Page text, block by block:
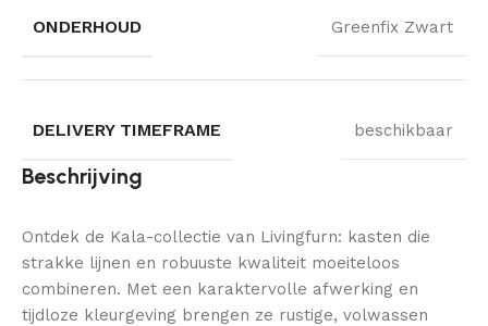
ONDERHOUD Greenfix Zwart
DELIVERY TIMEFRAME beschikbaar
Beschrijving
Ontdek de Kala-collectie van Livingfurn: kasten die
strakke lijnen en robuuste kwaliteit moeiteloos
combineren. Met een karaktervolle afwerking en
tijdloze kleurgeving brengen ze rustige, volwassen